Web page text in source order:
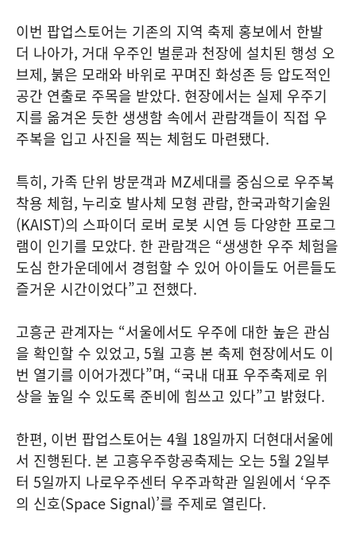
이번 팝업스토어는 기존의 지역 축제 홍보에서 한발
더 나아가, 거대 우주인 벌룬과 천장에 설치된 행성 오
브제, 붉은 모래와 바위로 꾸며진 화성존 등 압도적인
공간 연출로 주목을 받았다. 현장에서는 실제 우주기
지를 옮겨온 듯한 생생함 속에서 관람객들이 직접 우
주복을 입고 사진을 찍는 체험도 마련됐다.
특히, 가족 단위 방문객과 MZ세대를 중심으로 우주복
착용 체험, 누리호 발사체 모형 관람, 한국과학기술원
(KAIST)의 스파이더 로버 로봇 시연 등 다양한 프로그
램이 인기를 모았다. 한 관람객은 “생생한 우주 체험을
도심 한가운데에서 경험할 수 있어 아이들도 어른들도
즐거운 시간이었다”고 전했다.
고흥군 관계자는 “서울에서도 우주에 대한 높은 관심
을 확인할 수 있었고, 5월 고흥 본 축제 현장에서도 이
번 열기를 이어가겠다”며, “국내 대표 우주축제로 위
상을 높일 수 있도록 준비에 힘쓰고 있다”고 밝혔다.
한편, 이번 팝업스토어는 4월 18일까지 더현대서울에
서 진행된다. 본 고흥우주항공축제는 오는 5월 2일부
터 5일까지 나로우주센터 우주과학관 일원에서 ‘우주
의 신호(Space Signal)’를 주제로 열린다.